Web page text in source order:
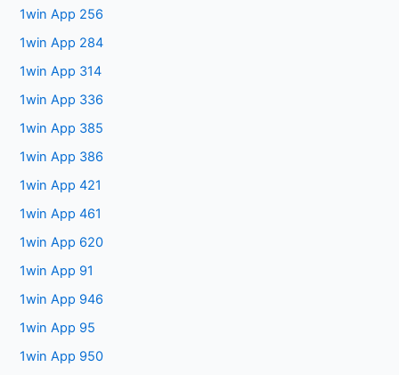
1win App 256
1win App 284
1win App 314
1win App 336
1win App 385
1win App 386
1win App 421
1win App 461
1win App 620
1win App 91
1win App 946
1win App 95
1win App 950